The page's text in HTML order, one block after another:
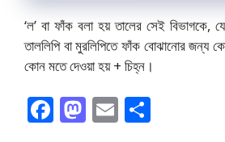
‘ল’ বা ফাঁক বলা হয় তালের সেই বিভাগকে,
তাললিপি বা মুরলিপিতে ফাঁক বোঝানোর জন্য
কোন মতে দেওয়া হয় + চিহ্ন।
F M E